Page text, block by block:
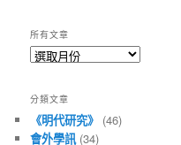
所有文章
所
章
分類文章
《明代研究》 (46)
會外學訊(34)